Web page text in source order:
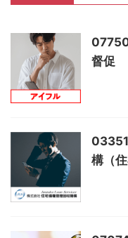
督促
構（